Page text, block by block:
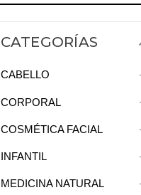
CATEGORÍAS
CABELLO
CORPORAL
COSMÉTICA FACIAL
INFANTIL
MEDICINA NATURAL